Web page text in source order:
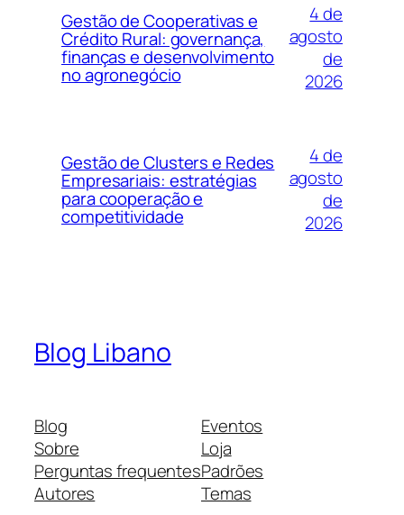
Gestão de Cooperativas e
Crédito Rural: governança,
finanças e desenvolvimento
no agronegócio
4 de
agosto
de
2026
Gestão de Clusters e Redes
Empresariais: estratégias
para cooperação e
competitividade
4 de
agosto
de
2026
Blog Libano
Blog
Sobre
Perguntas frequentes
Autores
Eventos
Loja
Padrões
Temas